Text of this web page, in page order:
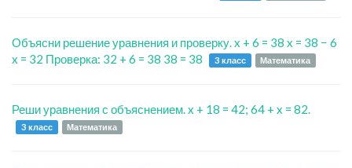
Объясни решение уравнения и проверку. x + 6 = 38 x = 38 − 6
x = 32 Проверка: 32 + 6 = 38 38 = 38
3 класс Математика
Реши уравнения с объяснением. x + 18 = 42; 64 + x = 82.
3 класс Математика